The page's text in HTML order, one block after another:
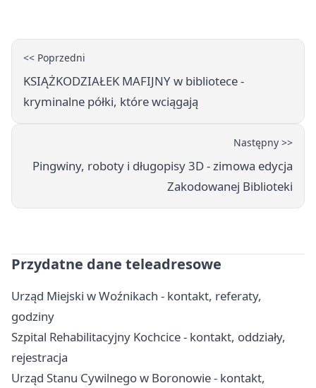
<< Poprzedni
KSIĄŻKODZIAŁEK MAFIJNY w bibliotece -
kryminalne półki, które wciągają
Następny >>
Pingwiny, roboty i długopisy 3D - zimowa edycja
Zakodowanej Biblioteki
Przydatne dane teleadresowe
Urząd Miejski w Woźnikach - kontakt, referaty,
godziny
Szpital Rehabilitacyjny Kochcice - kontakt, oddziały,
rejestracja
Urząd Stanu Cywilnego w Boronowie - kontakt,